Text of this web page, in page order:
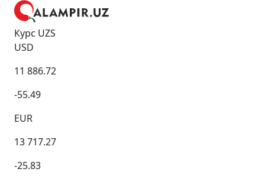
Курс UZS
USD
11 886.72
-55.49
EUR
13 717.27
-25.83